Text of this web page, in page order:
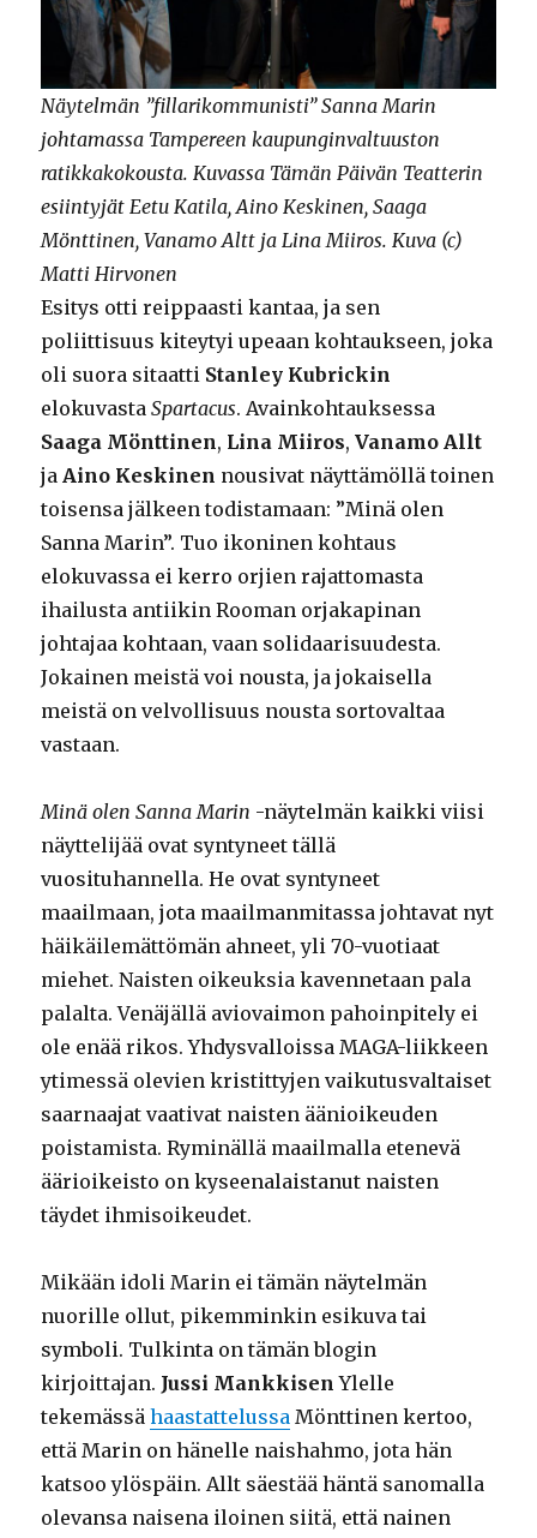
Näytelmän ”fillarikommunisti” Sanna Marin
johtamassa Tampereen kaupunginvaltuuston
ratikkakokousta. Kuvassa Tämän Päivän Teatterin
esiintyjät Eetu Katila, Aino Keskinen, Saaga
Mönttinen, Vanamo Altt ja Lina Miiros. Kuva (c)
Matti Hirvonen
Esitys otti reippaasti kantaa, ja sen
poliittisuus kiteytyi upeaan kohtaukseen, joka
oli suora sitaatti Stanley Kubrickin
elokuvastaSpartacus. Avainkohtauksessa
Saaga Mönttinen, Lina Miiros,Vanamo Allt
jaAino Keskinen nousivat näyttämöllä toinen
toisensa jälkeen todistamaan: ”Minä olen
Sanna Marin”. Tuo ikoninen kohtaus
elokuvassa ei kerro orjien rajattomasta
ihailusta antiikin Rooman orjakapinan
johtajaa kohtaan, vaan solidaarisuudesta.
Jokainen meistä voi nousta, ja jokaisella
meistä on velvollisuus nousta sortovaltaa
vastaan.
Minä olen Sanna Marin -näytelmän kaikki viisi
näyttelijää ovat syntyneet tällä
vuosituhannella. He ovat syntyneet
maailmaan, jota maailmanmitassa johtavat nyt
häikäilemättömän ahneet, yli 70-vuotiaat
miehet. Naisten oikeuksia kavennetaan pala
palalta. Venäjällä aviovaimon pahoinpitely ei
ole enää rikos. Yhdysvalloissa MAGA-liikkeen
ytimessä olevien kristittyjen vaikutusvaltaiset
saarnaajat vaativat naisten äänioikeuden
poistamista. Ryminällä maailmalla etenevä
äärioikeisto on kyseenalaistanut naisten
täydet ihmisoikeudet.
Mikään idoli Marin ei tämän näytelmän
nuorille ollut, pikemminkin esikuva tai
symboli. Tulkinta on tämän blogin
kirjoittajan. Jussi Mankkisen Ylelle
tekemässähaastattelussa Mönttinen kertoo,
että Marin on hänelle naishahmo, jota hän
katsoo ylöspäin. Allt säestää häntä sanomalla
olevansa naisena iloinen siitä, että nainen